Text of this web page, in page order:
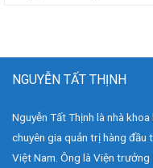
NGUYỄN TẤT THỊNH
Nguyễn Tất Thịnh là nhà khoa
chuyên gia quản trị hàng đầu
Việt Nam. Ông là Viện trưởng